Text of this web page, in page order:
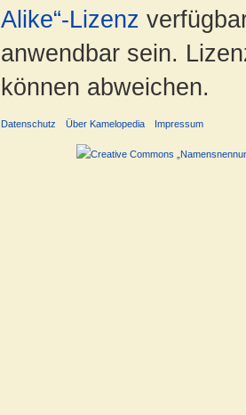
Alike“-Lizenz
anwendbar sein.
können abweichen.
Datenschutz Über Kamelopedia Impressum